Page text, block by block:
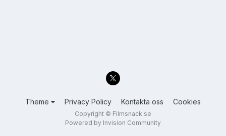
Theme Privacy Policy Kontakta oss Cookies
Copyright © Filmsnack.se
Powered by Invision Community